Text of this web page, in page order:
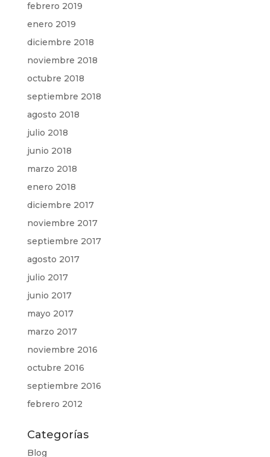
febrero 2019
enero 2019
diciembre 2018
noviembre 2018
octubre 2018
septiembre 2018
agosto 2018
julio 2018
junio 2018
marzo 2018
enero 2018
diciembre 2017
noviembre 2017
septiembre 2017
agosto 2017
julio 2017
junio 2017
mayo 2017
marzo 2017
noviembre 2016
octubre 2016
septiembre 2016
febrero 2012
Categorías
Blog